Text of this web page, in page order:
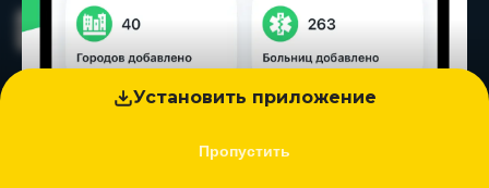
Установить приложение
Пропустить